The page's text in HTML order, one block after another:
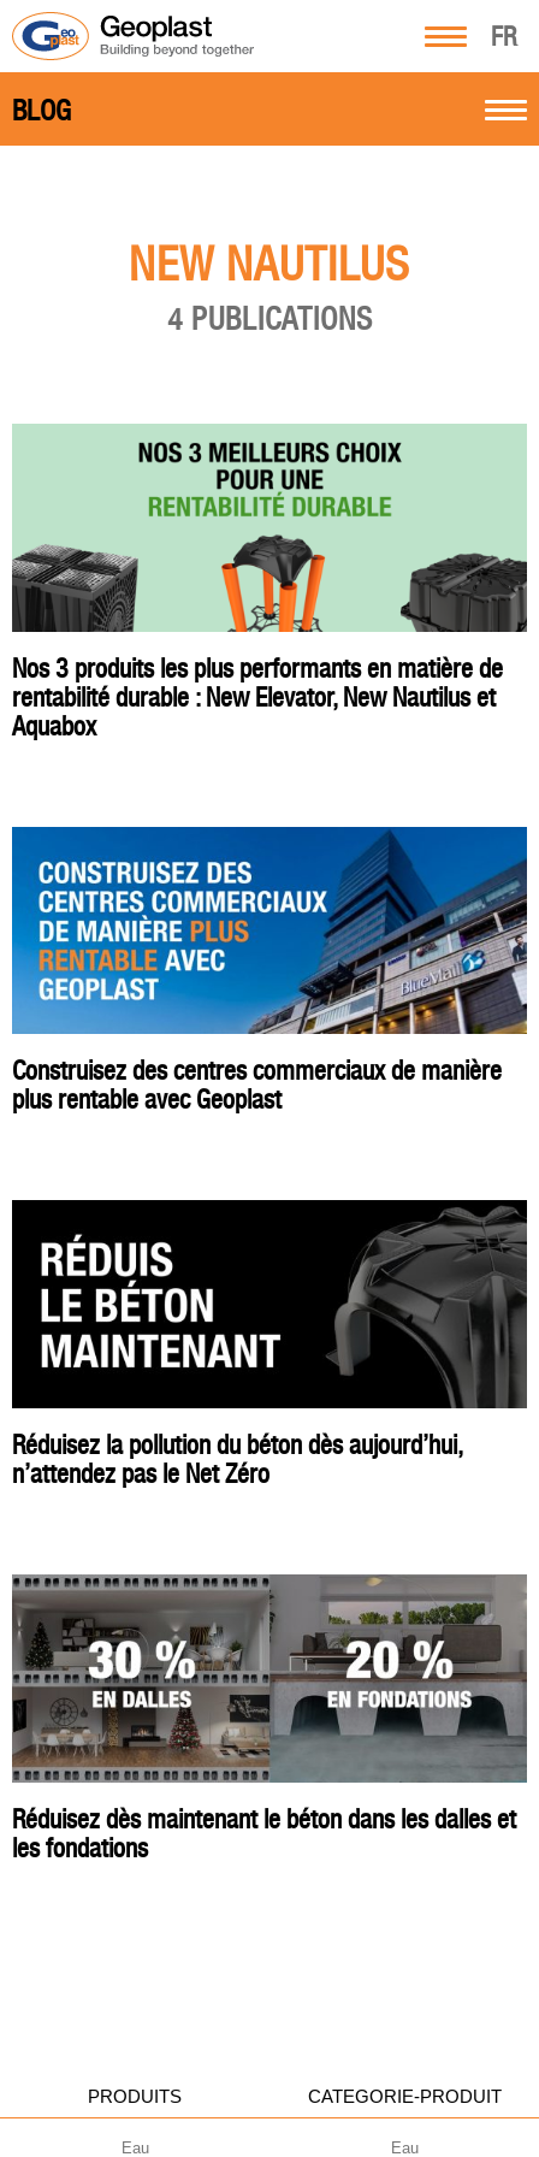
FR
BLOG
NEW NAUTILUS
4 PUBLICATIONS
Nos 3 produits les plus performants en matière de
rentabilité durable : New Elevator, New Nautilus et
Aquabox
Construisez des centres commerciaux de manière
plus rentable avec Geoplast
Réduisez la pollution du béton dès aujourd’hui,
n’attendez pas le Net Zéro
Réduisez dès maintenant le béton dans les dalles et
les fondations
PRODUITS
Eau
CATEGORIE-PRODUIT
Eau